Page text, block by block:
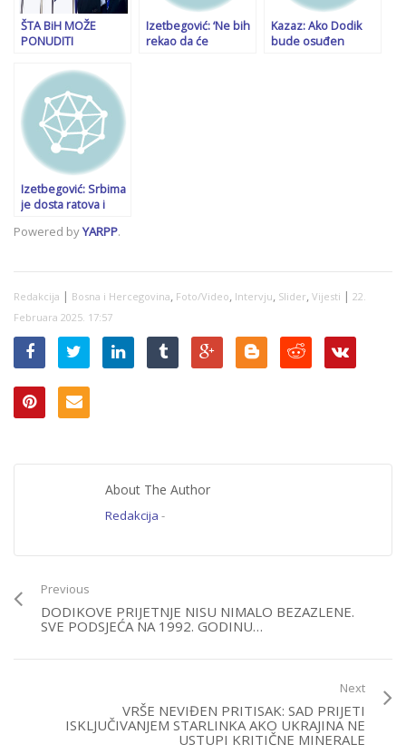
ŠTA BiH MOŽE
PONUDITI
ADMINISTRACIJI:
“Imamo
respektabilnu
namjensku
industriju, trebamo
otvoriti…”
Izetbegović: ‘Ne bih
rekao da će
Kazaz: Ako Dodik
bude osuđen
Izetbegović: Srbima
je dosta ratova i
neće doći
Powered byYARPP.
Redakcija | Bosna i Hercegovina, Foto/Video, Intervju, Slider, Vijesti | 22.
Februara 2025. 17:57
About The Author
Redakcija -
Previous
DODIKOVE PRIJETNJE NISU NIMALO BEZAZLENE.
SVE PODSJEĆA NA 1992. GODINU…
Next
VRŠE NEVIĐEN PRITISAK: SAD PRIJETI
ISKLJUČIVANJEM STARLINKA AKO UKRAJINA NE
USTUPI KRITIČNE MINERALE